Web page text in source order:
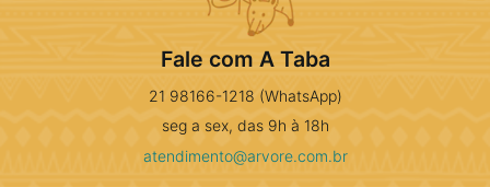
Fale com A Taba
21 98166-1218 (WhatsApp)
seg a sex, das 9h à 18h
atendimento@arvore.com.br